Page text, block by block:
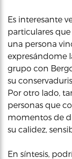
Es interesante
particulares
una persona
expresándome
grupo con
su
Por otro lado,
personas que
momentos de
su calidez,
En síntesis,